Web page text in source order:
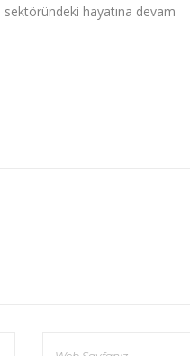
hayatına devam